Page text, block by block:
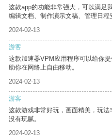
这款app的功能非常强大，可以满足
编辑文档、制作演示文稿、管理日程
2024-02-13
游客
这款加速器VPM应用程序可以给你
助你在网络上自由移动。
2024-02-13
游客
这款游戏非常好玩，画面精美，玩
没有玩腻。
2024-02-13